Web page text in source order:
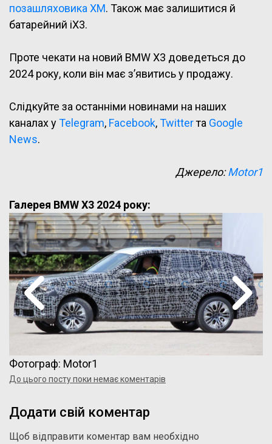
позашляховика XM. Також має залишитися й
батарейний iX3.
Проте чекати на новий BMW X3 доведеться до
2024 року, коли він має з’явитись у продажу.
Слідкуйте за останніми новинами на наших
каналах уTelegram, Facebook,Twitterта Google
News.
Джерело:Motor1
Галерея BMW X3 2024 року:
Фотограф: Motor1
До цього посту поки немає коментарів
Додати свій коментар
Щоб відправити коментар вам необхідно